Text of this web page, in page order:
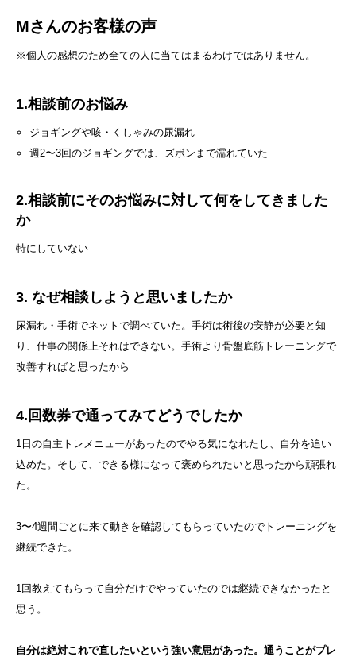
Mさんのお客様の声
※個人の感想のため全ての人に当てはまるわけではありません。
1.相談前のお悩み
ジョギングや咳・くしゃみの尿漏れ
週2〜3回のジョギングでは、ズボンまで濡れていた
2.相談前にそのお悩みに対して何をしてきました
か
特にしていない
3. なぜ相談しようと思いましたか
尿漏れ・手術でネットで調べていた。手術は術後の安静が必要と知
り、仕事の関係上それはできない。手術より骨盤底筋トレーニングで
改善すればと思ったから
4.回数券で通ってみてどうでしたか
1日の自主トレメニューがあったのでやる気になれたし、自分を追い
込めた。そして、できる様になって褒められたいと思ったから頑張れ
た。
3〜4週間ごとに来て動きを確認してもらっていたのでトレーニングを
継続できた。
1回教えてもらって自分だけでやっていたのでは継続できなかったと
思う。
自分は絶対これで直したいという強い意思があった。通うことがプレ